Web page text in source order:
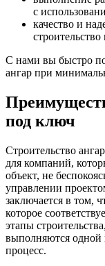
с
качество и
С нами вы быстро
ангар при
под ключ
Строительство
для компаний,
объект, не
управлении
заключается в том,
которое
этапы
выполняются одной
процесс.